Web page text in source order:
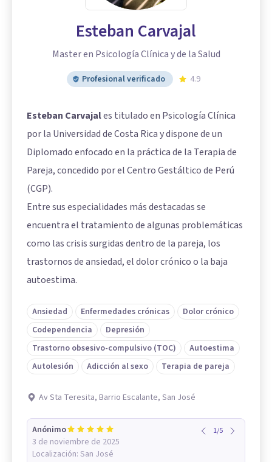
Esteban Carvajal
Master en Psicología Clínica y de la Salud
Profesional verificado 4.9
Esteban Carvajales titulado en Psicología Clínica
por la Universidad de Costa Rica y dispone de un
Diplomado enfocado en la práctica de la Terapia de
Pareja, concedido por el Centro Gestáltico de Perú
(CGP).
Entre sus especialidades más destacadas se
encuentra el tratamiento de algunas problemáticas
como las crisis surgidas dentro de la pareja, los
trastornos de ansiedad, el dolor crónico o la baja
autoestima.
Ansiedad Enfermedades crónicas
Dolor crónico
Codependencia
Depresión
Trastorno obsesivo-compulsivo (TOC)
Autoestima
Autolesión
Adicción al sexo Terapia de pareja
Av Sta Teresita, Barrio Escalante, San José
Anónimo
3 de noviembre de 2025
Localización: San José
1/5